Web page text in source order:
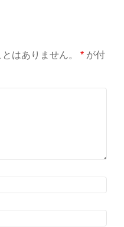
はありません。 * が付